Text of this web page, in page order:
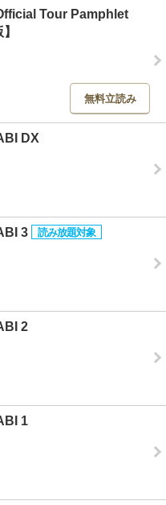
Tour Pamphlet
無料立読み
DX
3
2
1